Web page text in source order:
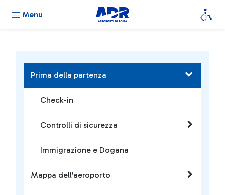
Menu
Prima della partenza
Check-in
Controlli di sicurezza
Immigrazione e Dogana
Mappa dell'aeroporto